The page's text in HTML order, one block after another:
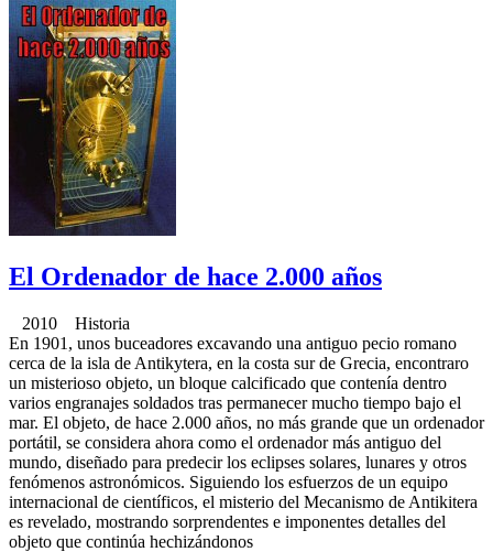
El Ordenador de hace 2.000 años
2010 Historia
En 1901, unos buceadores excavando una antiguo pecio romano
cerca de la isla de Antikytera, en la costa sur de Grecia, encontraro
un misterioso objeto, un bloque calcificado que contenía dentro
varios engranajes soldados tras permanecer mucho tiempo bajo el
mar. El objeto, de hace 2.000 años, no más grande que un ordenador
portátil, se considera ahora como el ordenador más antiguo del
mundo, diseñado para predecir los eclipses solares, lunares y otros
fenómenos astronómicos. Siguiendo los esfuerzos de un equipo
internacional de científicos, el misterio del Mecanismo de Antikitera
es revelado, mostrando sorprendentes e imponentes detalles del
objeto que continúa hechizándonos